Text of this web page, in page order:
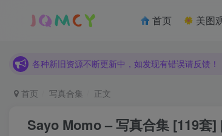
首页 美图
建议使用Chrome、Edge、Firefox浏览器浏览本站
建议使用Chrome、Edge、Firefox浏览器浏览本站
首页 写真合集 正文
Sayo Momo – 写真合集 [119套]